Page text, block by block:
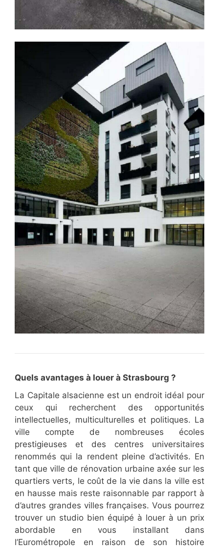
Quels avantages à louer à Strasbourg ?
La Capitale alsacienne est un endroit idéal pour
ceux qui recherchent des opportunités
intellectuelles, multiculturelles et politiques. La
ville compte de nombreuses écoles
prestigieuses et des centres universitaires
renommés qui la rendent pleine d’activités. En
tant que ville de rénovation urbaine axée sur les
quartiers verts, le coût de la vie dans la ville est
en hausse mais reste raisonnable par rapport à
d’autres grandes villes françaises. Vous pourrez
trouver un studio bien équipé à louer à un prix
abordable en vous installant dans
l’Eurométropole en raison de son histoire